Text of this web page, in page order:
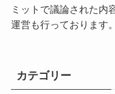
ミットで議論された内
運営も行っております。
カテゴリー